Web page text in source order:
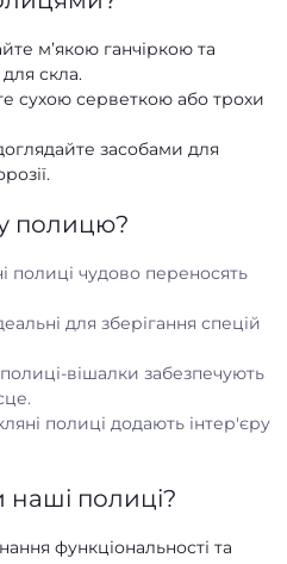
м’якою ганчіркою та
скла.
сухою серветкою або трохи
засобами для
полицю?
полиці чудово переносять
для зберігання спецій
вішалки забезпечують
полиці додають інтер'єру
полиці?
функціональності та